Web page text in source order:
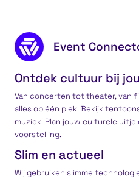
Footer content
Event
Ontdek cultuur bij
Van concerten tot theater, van
alles op één plek. Bekijk
muziek. Plan jouw culturele uitje
voorstelling.
Slim en actueel
Wij gebruiken slimme